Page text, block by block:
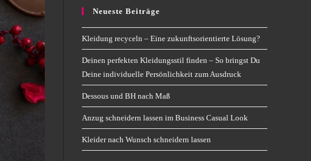
Neueste Beiträge
Kleidung recyceln – Eine zukunftsorientierte Lösung?
Deinen perfekten Kleidungsstil finden – So bringst Du
Deine individuelle Persönlichkeit zum Ausdruck
Dessous und BH nach Maß
Anzug schneidern lassen im Business Casual Look
Kleider nach Wunsch schneidern lassen